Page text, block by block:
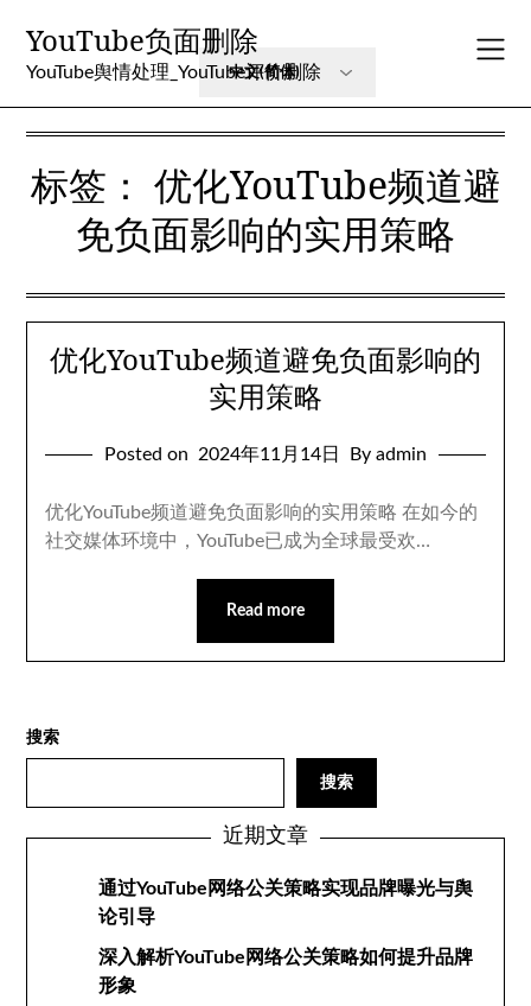
content
YouTube负面删除
YouTube舆情处理_YouTube评价删除
标签： 优化YouTube频道避
免负面影响的实用策略
优化YouTube频道避免负面影响的
实用策略
Posted on 2024年11月14日 By admin
优化YouTube频道避免负面影响的实用策略 在如今的
社交媒体环境中，YouTube已成为全球最受欢…
Read more
搜索
搜索
近期文章
通过YouTube网络公关策略实现品牌曝光与舆
论引导
深入解析YouTube网络公关策略如何提升品牌
形象